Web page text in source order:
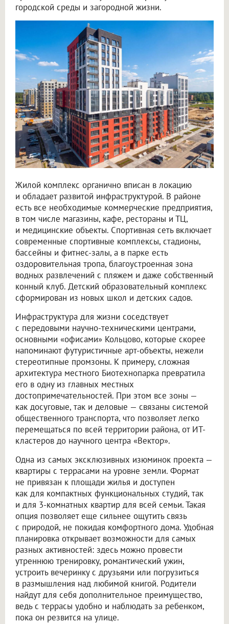
городской среды и загородной жизни.
Жилой комплекс органично вписан в локацию
и обладает развитой инфраструктурой. В районе
есть все необходимые коммерческие предприятия,
в том числе магазины, кафе, рестораны и ТЦ,
и медицинские объекты. Спортивная сеть включает
современные спортивные комплексы, стадионы,
бассейны и фитнес-залы, а в парке есть
оздоровительная тропа, благоустроенная зона
водных развлечений с пляжем и даже собственный
конный клуб. Детский образовательный комплекс
сформирован из новых школ и детских садов.
Инфраструктура для жизни соседствует
с передовыми научно-техническими центрами,
основными «офисами» Кольцово, которые скорее
напоминают футуристичные арт-объекты, нежели
стереотипные промзоны. К примеру, сложная
архитектура местного Биотехнопарка превратила
его в одну из главных местных
достопримечательностей. При этом все зоны —
как досуговые, так и деловые — связаны системой
общественного транспорта, что позволяет легко
перемещаться по всей территории района, от ИТ-
кластеров до научного центра «Вектор».
Одна из самых эксклюзивных изюминок проекта —
квартиры с террасами на уровне земли. Формат
не привязан к площади жилья и доступен
как для компактных функциональных студий, так
и для 3-комнатных квартир для всей семьи. Такая
опция позволяет еще сильнее ощутить связь
с природой, не покидая комфортного дома. Удобная
планировка открывает возможности для самых
разных активностей: здесь можно провести
утреннюю тренировку, романтический ужин,
устроить вечеринку с друзьями или погрузиться
в размышления над любимой книгой. Родители
найдут для себя дополнительное преимущество,
ведь с террасы удобно и наблюдать за ребенком,
пока он резвится на улице.